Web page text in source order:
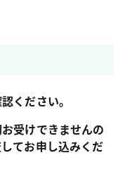
ください。
受けできませんの
てお申し込みくだ